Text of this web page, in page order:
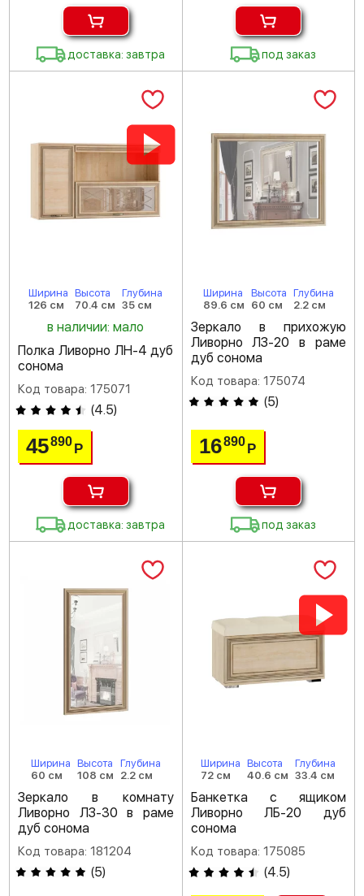
доставка: завтра под заказ
Ширина
126 см
Высота
70.4 см
Глубина
35 см
в наличии: мало
Полка Ливорно ЛН-4 дуб
сонома
Код товара: 175071
(4.5)
45890Р
доставка: завтра
Ширина
89.6 см
Высота
60 см
Глубина
2.2 см
Зеркало в прихожую
Ливорно ЛЗ-20 в раме
дуб сонома
Код товара: 175074
(5)
16890 Р
под заказ
Ширина
60 см
Высота
108 см
Глубина
2.2 см
Зеркало в комнату
Ливорно ЛЗ-30 в раме
дуб сонома
Код товара: 181204
(5)
Ширина
72 см
Высота
40.6 см
Глубина
33.4 см
Банкетка с ящиком
Ливорно ЛБ-20 дуб
сонома
Код товара: 175085
(4.5)